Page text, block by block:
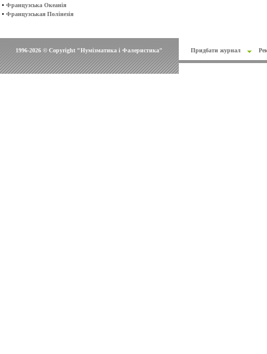
• Французська Океанія
• Французськая Полінезія
1996-2026 © Copyright "Нумізматика і Фалеристика" Придбати журнал